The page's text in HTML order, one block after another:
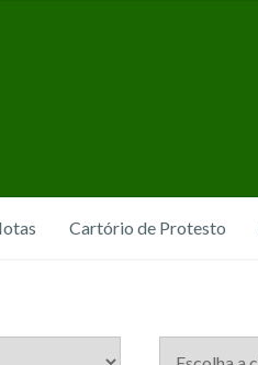
Cartório de Protesto